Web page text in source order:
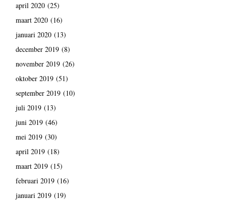
april 2020(25)
maart 2020(16)
januari 2020(13)
december 2019(8)
november 2019(26)
oktober 2019(51)
september 2019(10)
juli 2019(13)
juni 2019(46)
mei 2019(30)
april 2019(18)
maart 2019(15)
februari 2019(16)
januari 2019(19)